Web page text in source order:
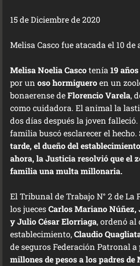
15 de Diciembre de 2020
Melisa Casco fue atacada el 10 de
Melisa Noelia Cascotenía 19 años
por un oso hormigueroen un
bonaerense deFlorencio Varela,
como cuidadora. El animal la
dos días después la joven falleció.
familia buscó esclarecer el hecho.
tarde, el dueño del
ahora, la Justicia resolvió que el
familia una multa millonaria.
El Tribunal de Trabajo N° 2 de La
los juecesCarlos Mariano
y Julio César Elorriaga, ordenó al
establecimiento,Claudio
de seguros Federación Patronal a
millones de pesos a los padres de